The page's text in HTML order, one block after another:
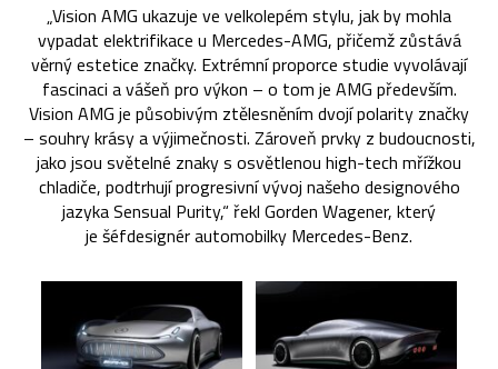
„Vision AMG ukazuje ve velkolepém stylu, jak by mohla
vypadat elektrifikace u Mercedes-AMG, přičemž zůstává
věrný estetice značky. Extrémní proporce studie vyvolávají
fascinaci a vášeň pro výkon – o tom je AMG především.
Vision AMG je působivým ztělesněním dvojí polarity značky
– souhry krásy a výjimečnosti. Zároveň prvky z budoucnosti,
jako jsou světelné znaky s osvětlenou high-tech mřížkou
chladiče, podtrhují progresivní vývoj našeho designového
jazyka Sensual Purity,“ řekl Gorden Wagener, který
je šéfdesignér automobilky Mercedes-Benz.